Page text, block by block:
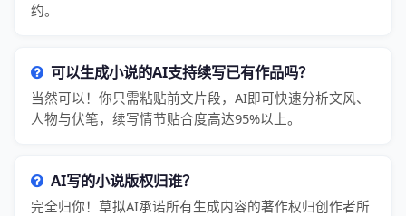
约。
可以生成小说的AI支持续写已有作品吗？
当然可以！你只需粘贴前文片段，AI即可快速分析文风、
人物与伏笔，续写情节贴合度高达95%以上。
AI写的小说版权归谁？
完全归你！草拟AI承诺所有生成内容的著作权归创作者所